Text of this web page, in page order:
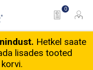
0
Hetkel saate
lisades tooted